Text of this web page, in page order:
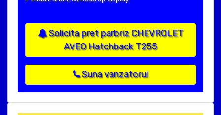
Solicita pret parbriz CHEVROLET
AVEO Hatchback T255
Suna vanzatorul